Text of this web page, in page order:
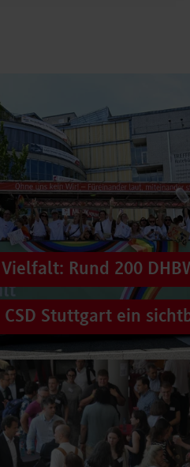
Rund 200
Stuttgart ein
säumten am Samstag
Mitten im farbenfrohen Zug: